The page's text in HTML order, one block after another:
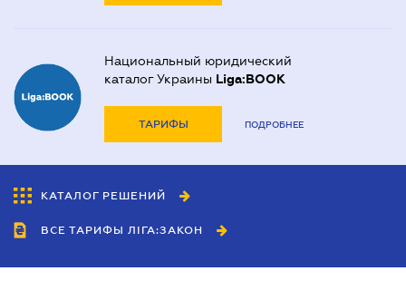
Национальный юридический
каталог Украины Liga:BOOK
ТАРИФЫ ПОДРОБНЕЕ
КАТАЛОГ РЕШЕНИЙ
ВСЕ ТАРИФЫ ЛІГА:ЗАКОН